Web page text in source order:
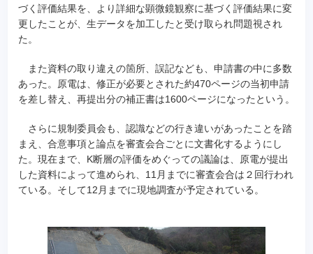
づく評価結果を、より詳細な顕微鏡観察に基づく評価結果に変
更したことが、生データを加工したと受け取られ問題視され
た。
また資料の取り違えの箇所、誤記なども、申請書の中に多数
あった。原電は、修正が必要とされた約470ページの当初申請
を差し替え、再提出分の補正書は1600ページになったという。
さらに規制委員会も、認識などの行き違いがあったことを踏
まえ、合意事項と論点を審査会合ごとに文書化するようにし
た。現在まで、K断層の評価をめぐっての議論は、原電が提出
した資料によって進められ、11月までに審査会合は２回行われ
ている。そして12月までに現地調査が予定されている。